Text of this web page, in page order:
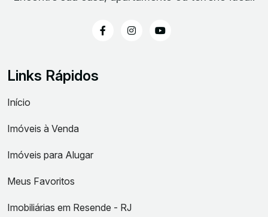
Links Rápidos
Início
Imóveis à Venda
Imóveis para Alugar
Meus Favoritos
Imobiliárias em Resende - RJ